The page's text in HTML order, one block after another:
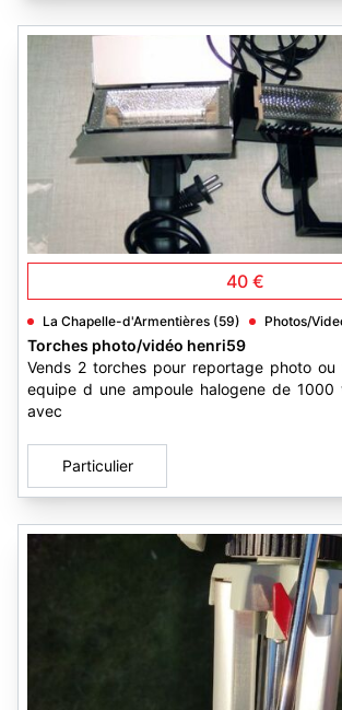
40 €
La Chapelle-d'Armentières (59) Photos/
Torches photo/vidéo henri59
Vends 2 torches pour reportage photo ou
equipe d une ampoule halogene de
avec
Particulier